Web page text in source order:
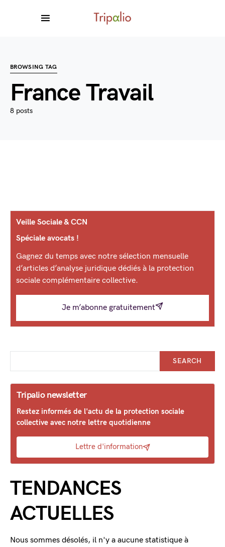
BROWSING TAG
France Travail
8 posts
Veille Sociale & CCN
Spéciale avocats !
Gagnez du temps avec notre sélection mensuelle
d’articles d’analyse juridique dédiés à la protection
sociale complémentaire collective.
Je m’abonne gratuitement
SEARCH
Tripalio newsletter
Restez informés de l'actu de la protection sociale
collective avec notre lettre quotidienne
Lettre d'information
TENDANCES
ACTUELLES
Nous sommes désolés, il n'y a aucune statistique à